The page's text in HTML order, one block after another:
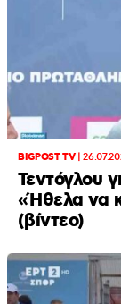
BIGPOST TV|
Τεντόγλου
«Ήθελα να
(βίντεο)